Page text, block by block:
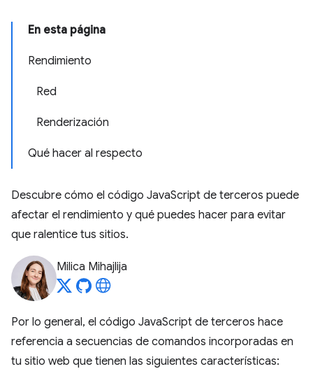
En esta página
Rendimiento
Red
Renderización
Qué hacer al respecto
Descubre cómo el código JavaScript de terceros puede
afectar el rendimiento y qué puedes hacer para evitar
que ralentice tus sitios.
Milica Mihajlija
Por lo general, el código JavaScript de terceros hace
referencia a secuencias de comandos incorporadas en
tu sitio web que tienen las siguientes características: